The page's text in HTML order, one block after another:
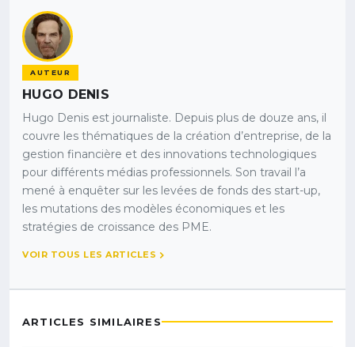
AUTEUR
HUGO DENIS
Hugo Denis est journaliste. Depuis plus de douze ans, il
couvre les thématiques de la création d’entreprise, de la
gestion financière et des innovations technologiques
pour différents médias professionnels. Son travail l’a
mené à enquêter sur les levées de fonds des start-up,
les mutations des modèles économiques et les
stratégies de croissance des PME.
VOIR TOUS LES ARTICLES
ARTICLES SIMILAIRES